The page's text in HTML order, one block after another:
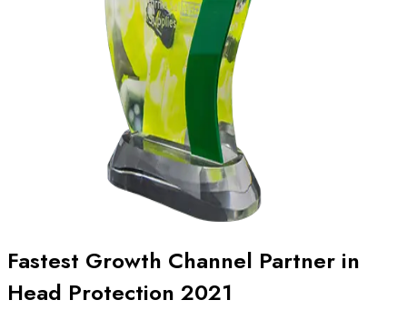
Fastest Growth Channel Partner in
Head Protection 2021